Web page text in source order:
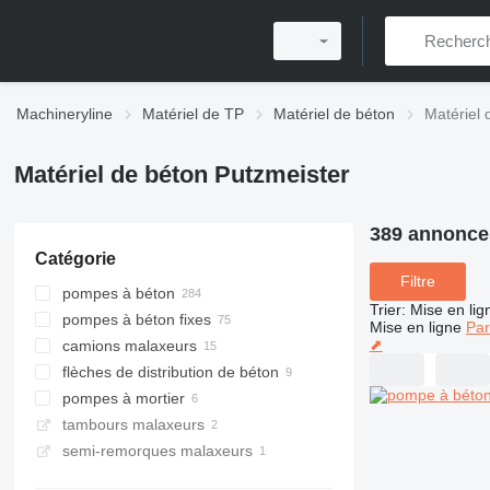
Machineryline Matériel de TP Matériel de béton Matériel
Matériel de béton Putzmeister
Catégorie
pompes à béton
pompes à béton fixes
camions malaxeurs
flèches de distribution de béton
pompes à mortier
tambours malaxeurs
semi-remorques malaxeurs
389
Filtre
Trier: Mise en
Mise en ligne
⬈